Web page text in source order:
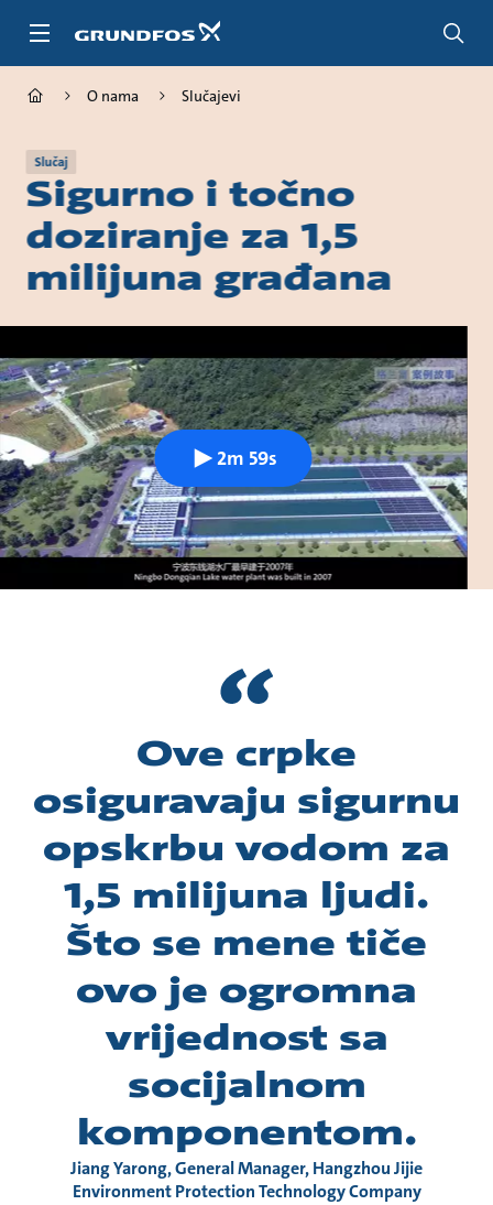
O nama Slučajevi
Slučaj
Sigurno i točno
doziranje za 1,5
milijuna građana
2m 59s
Ove crpke
osiguravaju sigurnu
opskrbu vodom za
1,5 milijuna ljudi.
Što se mene tiče
ovo je ogromna
vrijednost sa
socijalnom
komponentom.
Jiang Yarong, General Manager, Hangzhou Jijie
Environment Protection Technology Company